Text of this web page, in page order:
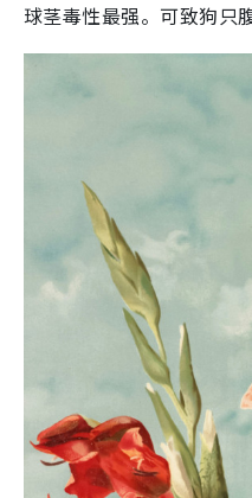
球茎毒性最强。可致狗只